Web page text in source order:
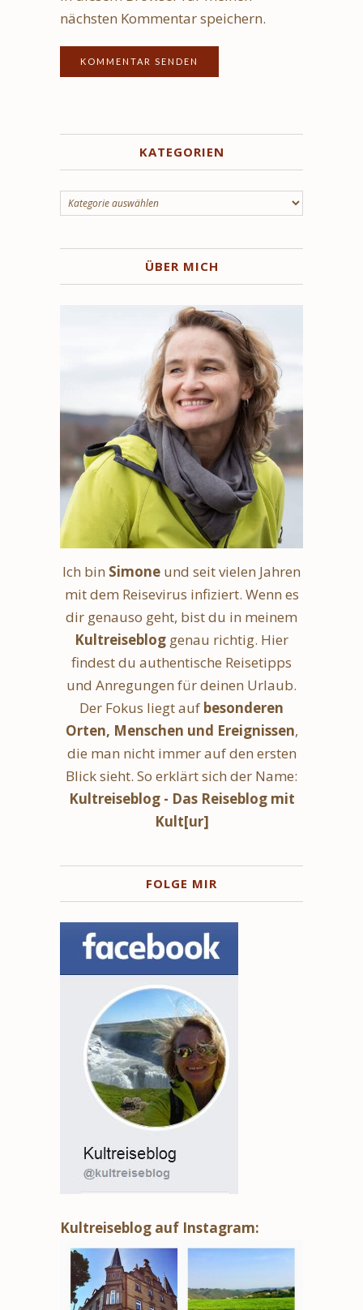
nächsten Kommentar speichern.
KATEGORIEN
Kategorien
ÜBER MICH
Ich bin Simone und seit vielen Jahren
mit dem Reisevirus infiziert. Wenn es
dir genauso geht, bist du in meinem
Kultreiseblog genau richtig. Hier
findest du authentische Reisetipps
und Anregungen für deinen Urlaub.
Der Fokus liegt auf besonderen
Orten, Menschen und Ereignissen,
die man nicht immer auf den ersten
Blick sieht. So erklärt sich der Name:
Kultreiseblog - Das Reiseblog mit
Kult[ur]
FOLGE MIR
Kultreiseblog auf Instagram: